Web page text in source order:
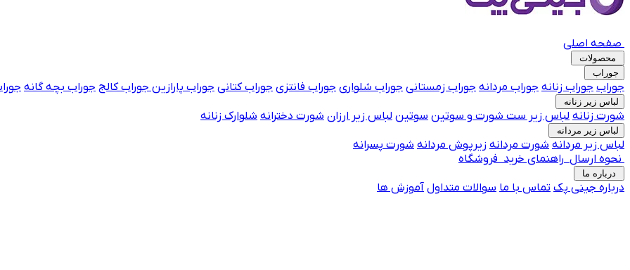
صفحه اصلی
محصولات
جوراب
جوراب جوراب زنانه جوراب مردانه جوراب زمستانی جوراب شلواری جوراب فانتزی جوراب کتانی جوراب پارازین جوراب کالج جوراب بچه گانه
لباس زیر زنانه
شورت زنانه لباس زیر ست شورت و سوتین سوتین لباس زیر ارزان شورت دخترانه شلوارک زنانه
لباس زیر مردانه
لباس زیر مردانه شورت مردانه زیرپوش مردانه شورت پسرانه
نحوه ارسال راهنمای خرید فروشگاه
درباره ما
درباره جینی پک تماس با ما سوالات متداول آموزش ها جوراب فانتزی پرفروش